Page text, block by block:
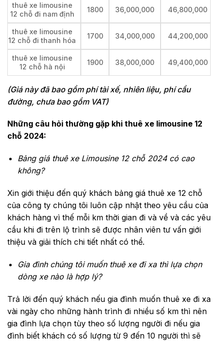
thuê xe limousine
12 chỗ đi nam định
1800 36,000,000 46,800,000
thuê xe limousine
12 chỗ đi thanh hóa
1700 34,000,000 44,200,000
thuê xe limousine
12 chỗ hà nội
1900 38,000,000 49,400,000
(Giá này đã bao gồm phí tài xế, nhiên liệu, phí cầu
đường, chưa bao gồm VAT)
Những câu hỏi thường gặp khi thuê xe limousine 12
chỗ 2024:
Bảng giá thuê xe Limousine 12 chỗ 2024 có cao
không?
Xin giới thiệu đến quý khách bảng giá thuê xe 12 chỗ
của công ty chúng tôi luôn cập nhật theo yêu cầu của
khách hàng vì thế mỗi km thời gian đi và về và các yêu
cầu khi đi trên lộ trình sẽ được nhân viên tư vấn giới
thiệu và giải thích chi tiết nhất có thể.
Gia đình chúng tôi muốn thuê xe đi xa thì lựa chọn
dòng xe nào là hợp lý?
Trả lời đến quý khách nếu gia đình muốn thuê xe đi xa
vài ngày cho những hành trình đi nhiều số km thì nên
gia đình lựa chọn tùy theo số lượng người đi nếu gia
đình biết khách có số lượng từ 9 đến 10 người thì sẽ